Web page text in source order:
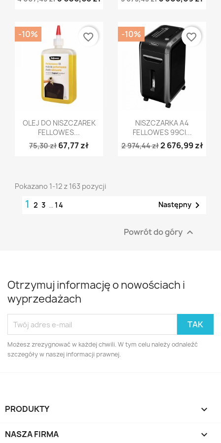
Szybki podgląd
OLEJ DO NISZCZAREK
FELLOWES...
75,30 zł 67,77 zł
-10% favorite_border
Szybki podgląd
NISZCZARKA A4
FELLOWES 99CI...
2 974,44 zł2 676,99 zł
-10% favorite_border
Pokazano 1-12 z 163 pozycji
1 2 3 … 14 Następny 
Powrót do góry 
Otrzymuj informację o nowościach i
wyprzedażach
Możesz zrezygnować w każdej chwili. W tym celu należy odnaleźć
szczegóły w naszej informacji prawnej.
PRODUKTY 
NASZA FIRMA 